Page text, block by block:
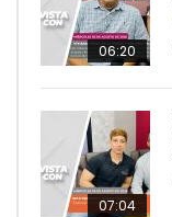
06:20
07:04